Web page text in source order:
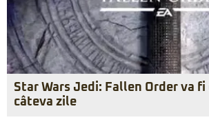
Star Wars Jedi: Fallen Order va
câteva zile